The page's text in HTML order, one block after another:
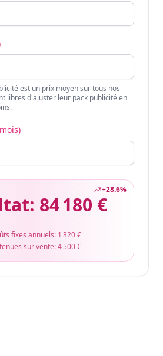
est un prix moyen sur tous nos
libres d'ajuster leur pack publicité en
+28.6%
84 180 €
fixes annuels: 1 320 €
sur vente:4 500 €